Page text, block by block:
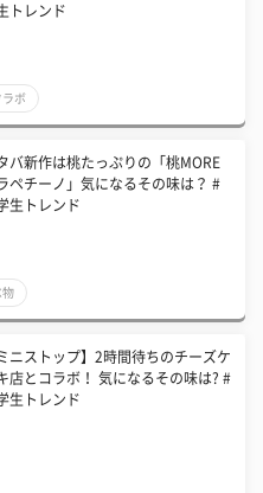
トレンド
ラボ
バ新作は桃たっぷりの「桃MORE
ペチーノ」気になるその味は？ #
生トレンド
物
ミニストップ】2時間待ちのチーズケ
店とコラボ！ 気になるその味は? #
生トレンド